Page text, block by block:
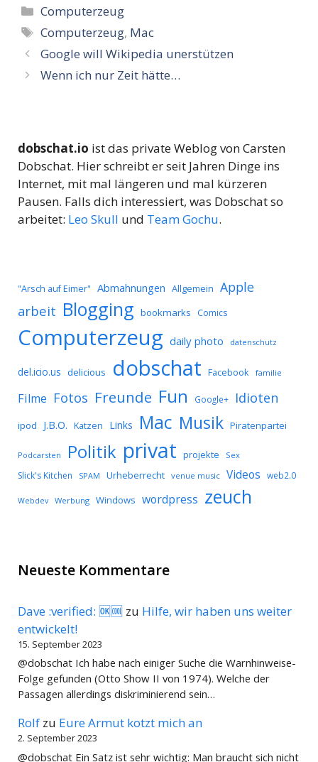
Kategorien
Computerzeug
Schlagwörter
Computerzeug, Mac
Google will Wikipedia unerstützen
Wenn ich nur Zeit hätte…
dobschat.io ist das private Weblog von Carsten
Dobschat. Hier schreibt er seit Jahren Dinge ins
Internet, mit mal längeren und mal kürzeren
Pausen. Falls dich interessiert, was Dobschat so
arbeitet: Leo Skull und Team Gochu.
"Arsch auf Eimer" Abmahnungen Allgemein Apple
arbeit Blogging bookmarks Comics
Computerzeug daily photo datenschutz
del.icio.us delicious dobschat Facebook familie
Filme Fotos Freunde Fun Google+ Idioten
ipod J.B.O. Katzen Links Mac Musik Piratenpartei
Podcarsten Politik privat projekte Sex
Slick's Kitchen SPAM Urheberrecht venue music Videos web2.0
Webdev Werbung Windows wordpress zeuch
Neueste Kommentare
Dave :verified: 🆗🆒 zu Hilfe, wir haben uns weiter
entwickelt!
15. September 2023
@dobschat Ich habe nach einiger Suche die Warnhinweise-
Folge gefunden (Otto Show II von 1974). Welche der
Passagen allerdings diskriminierend sein…
Rolf zu Eure Armut kotzt mich an
2. September 2023
@dobschat Ein Satz ist sehr wichtig: Man braucht sich nicht